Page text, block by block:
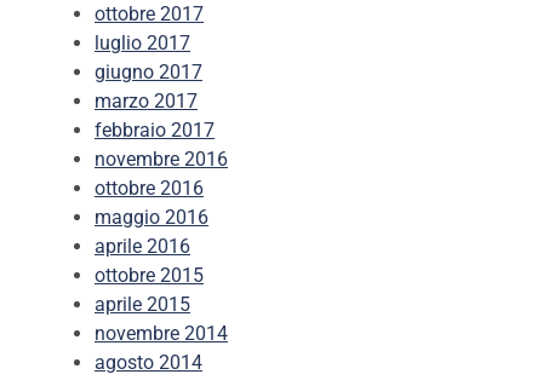
ottobre 2017
luglio 2017
giugno 2017
marzo 2017
febbraio 2017
novembre 2016
ottobre 2016
maggio 2016
aprile 2016
ottobre 2015
aprile 2015
novembre 2014
agosto 2014